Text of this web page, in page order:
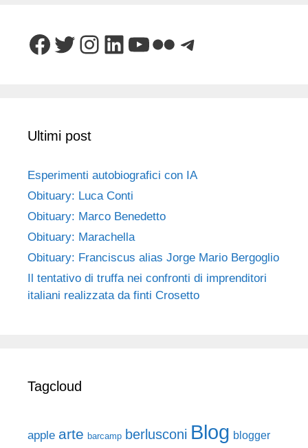
Facebook
Twitter
Instagram
LinkedIn
YouTube
FlickrTelegram
Ultimi post
Esperimenti autobiografici con IA
Obituary: Luca Conti
Obituary: Marco Benedetto
Obituary: Marachella
Obituary: Franciscus alias Jorge Mario Bergoglio
Il tentativo di truffa nei confronti di imprenditori
italiani realizzata da finti Crosetto
Tagcloud
apple arte barcamp berlusconi Blog blogger